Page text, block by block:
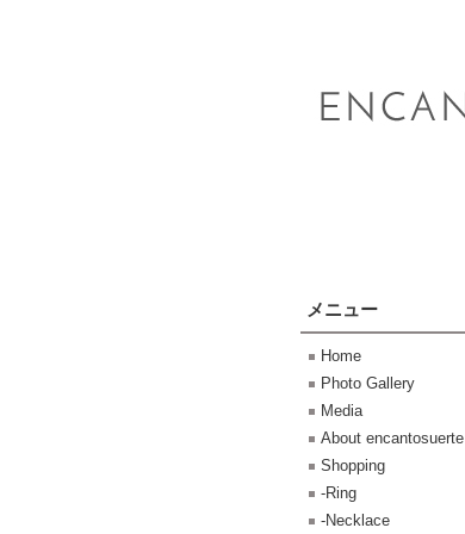
メニュー
Home
Photo Gallery
Media
About encantosuerte
Shopping
-Ring
-Necklace